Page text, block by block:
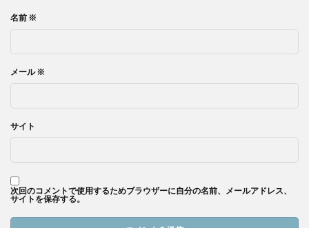
名前 ※
メール※
サイト
次回のコメントで使用するためブラウザーに自分の名前、メールアドレス、
サイトを保存する。